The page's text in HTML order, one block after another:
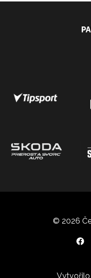
© 2026
Vytvořilo